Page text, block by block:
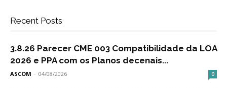
Recent Posts
3.8.26 Parecer CME 003 Compatibilidade da LOA
2026 e PPA com os Planos decenais...
ASCOM - 04/08/2026 0